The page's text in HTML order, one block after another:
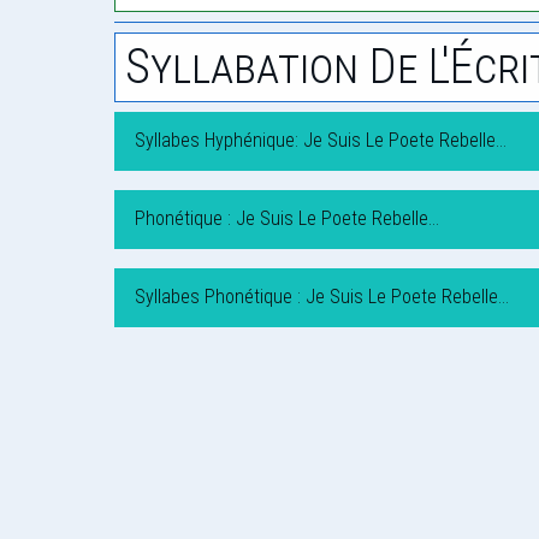
Syllabation De
Syllabes Hyphénique: Je Suis Le Poete Rebelle…
Phonétique : Je Suis Le Poete Rebelle…
Syllabes Phonétique : Je Suis Le Poete Rebelle…